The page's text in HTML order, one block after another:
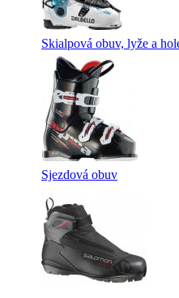
Skialpová obuv, lyže a
Sjezdová obuv